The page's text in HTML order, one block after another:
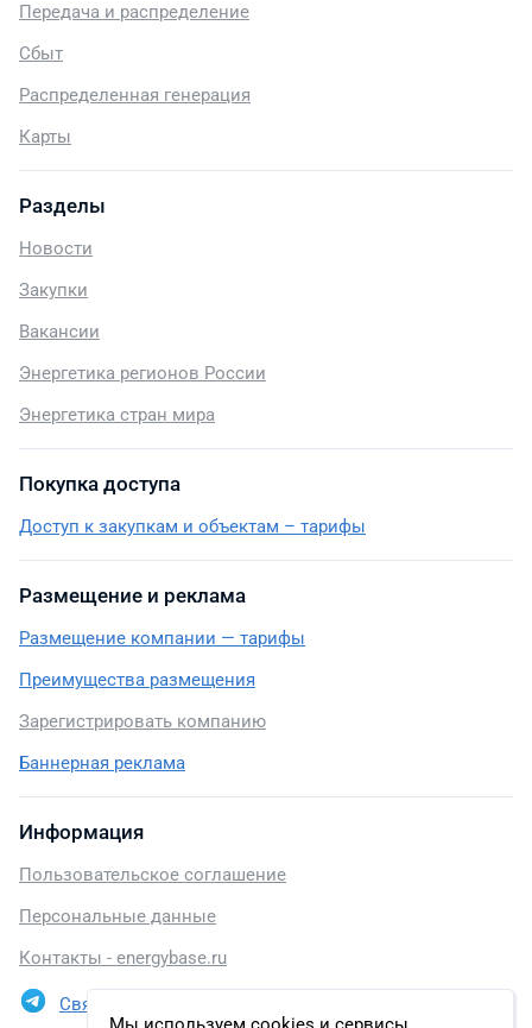
Передача и распределение
Сбыт
Распределенная генерация
Карты
Разделы
Новости
Закупки
Вакансии
Энергетика регионов России
Энергетика стран мира
Покупка доступа
Доступ к закупкам и объектам – тарифы
Размещение и реклама
Размещение компании — тарифы
Преимущества размещения
Зарегистрировать компанию
Баннерная реклама
Информация
Пользовательское соглашение
Персональные данные
Контакты - energybase.ru
Связаться в Telegram